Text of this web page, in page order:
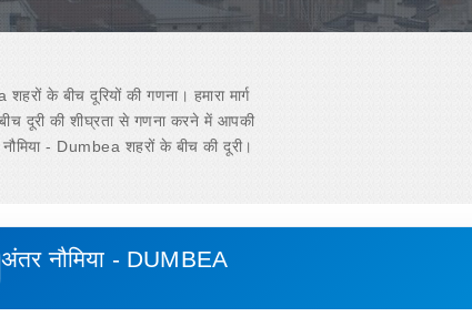
के बीच दूरियों की गणना। हमारा मार्ग
दूरी की शीघ्रता से गणना करने में आपकी
- Dumbea शहरों के बीच की दूरी।
अंतर नौमिया - DUMBEA